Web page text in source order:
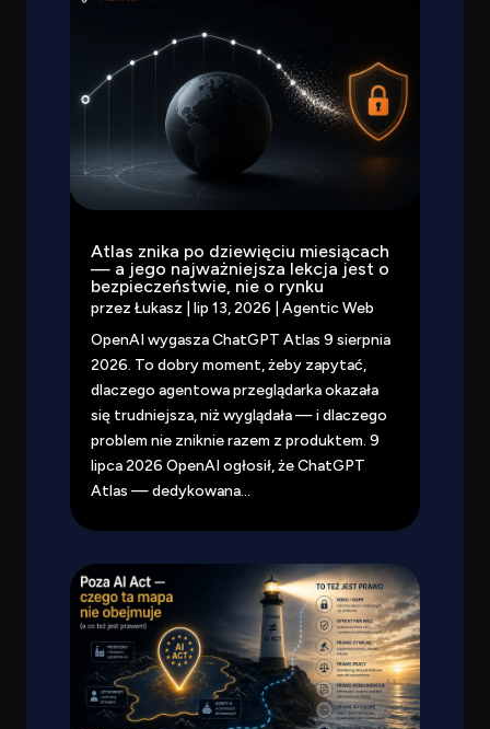
Atlas znika po dziewięciu miesiącach
— a jego najważniejsza lekcja jest o
bezpieczeństwie, nie o rynku
przez Łukasz lip 13, 2026
Agentic Web
OpenAI wygasza ChatGPT Atlas 9 sierpnia
2026. To dobry moment, żeby zapytać,
dlaczego agentowa przeglądarka okazała
się trudniejsza, niż wyglądała — i dlaczego
problem nie zniknie razem z produktem. 9
lipca 2026 OpenAI ogłosił, że ChatGPT
Atlas — dedykowana...